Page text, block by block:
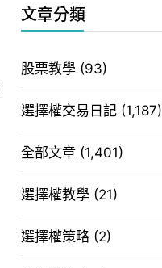
文章分類
股票教學 (93)
選擇權交易日記 (1,187)
全部文章 (1,401)
選擇權教學 (21)
選擇權策略 (2)